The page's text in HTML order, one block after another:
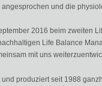
und die
2016 beim zweiten
Life Balance
mit uns
produziert seit 1988